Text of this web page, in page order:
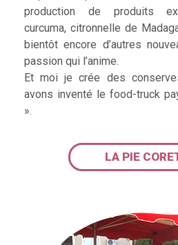
production de produits
curcuma, citronnelle de
bientôt encore d’autres
passion qui l’anime.
Et moi je crée des
avons inventé le food-truck
».
LA PIE